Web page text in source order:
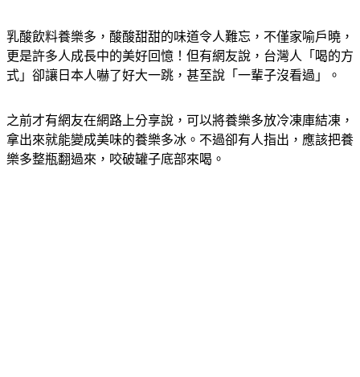
乳酸飲料養樂多，酸酸甜甜的味道令人難忘，不僅家喻戶曉，
更是許多人成長中的美好回憶！但有網友說，台灣人「喝的方
式」卻讓日本人嚇了好大一跳，甚至說「一輩子沒看過」。
之前才有網友在網路上分享說，可以將養樂多放冷凍庫結凍，
拿出來就能變成美味的養樂多冰。不過卻有人指出，應該把養
樂多整瓶翻過來，咬破罐子底部來喝。